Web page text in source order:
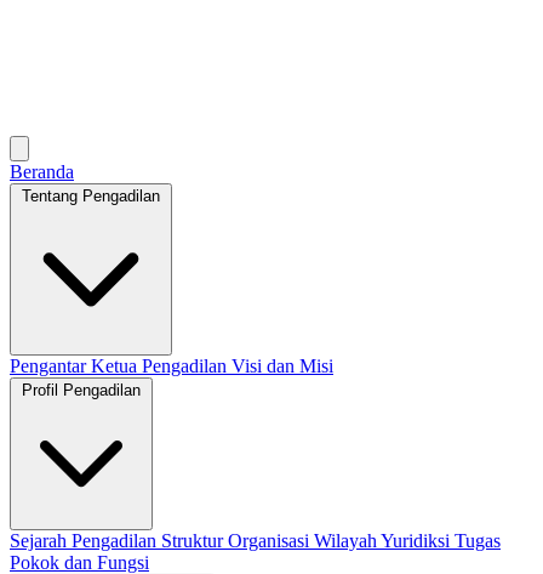
Beranda
Tentang Pengadilan
Pengantar Ketua Pengadilan Visi dan Misi
Profil Pengadilan
Sejarah Pengadilan Struktur Organisasi Wilayah Yuridiksi Tugas
Pokok dan Fungsi